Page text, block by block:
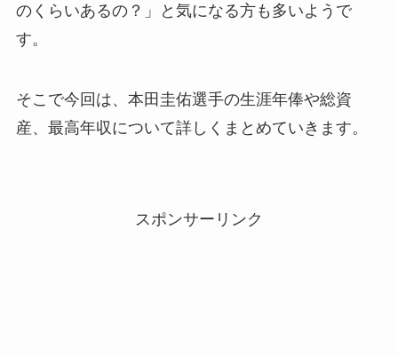
のくらいあるの？」と気になる方も多いようで
す。
そこで今回は、本田圭佑選手の生涯年俸や総資
産、最高年収について詳しくまとめていきます。
スポンサーリンク